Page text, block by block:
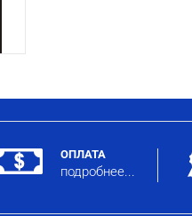
ОПЛАТА
подробнее...